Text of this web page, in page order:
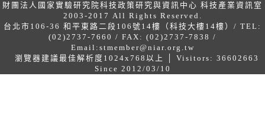
財團法人國家實驗研究院科技政策研究與資訊中心 科技產業資訊室
2003-2017 All Rights Reserved.
台北市106-36 和平東路二段106號14樓（科技大樓14樓）/ TEL:
(02)2737-7660 / FAX: (02)2737-7838 /
Email: stmember@niar.org.tw
瀏覽器建議最佳解析度1024x768以上 │ Visitors: 36602663
Since 2012/03/10